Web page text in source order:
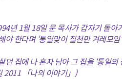
년 1월 18일 문 목사가 갑자기 돌
야 한다며 ‘통일맞이 칠천만 겨레모
던 집에 나 혼자 남아 그 집을 ‘통일
2011 「나의 이야기」)